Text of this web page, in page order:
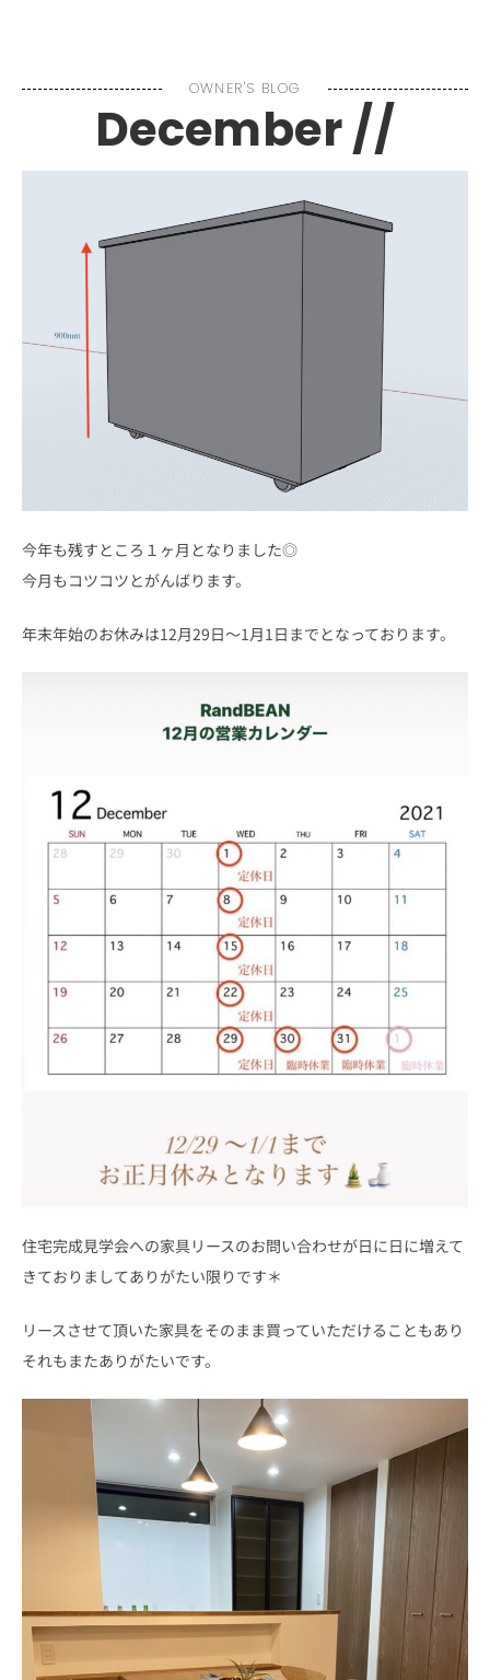
OWNER'S BLOG
December //
今年も残すところ１ヶ月となりました◎
今月もコツコツとがんばります。
年末年始のお休みは12月29日〜1月1日までとなっております。
住宅完成見学会への家具リースのお問い合わせが日に日に増えて
きておりましてありがたい限りです＊
リースさせて頂いた家具をそのまま買っていただけることもあり
それもまたありがたいです。